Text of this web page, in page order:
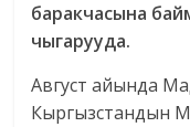
баракчасына
чыгарууда.
Август айында
Кыргызстандын